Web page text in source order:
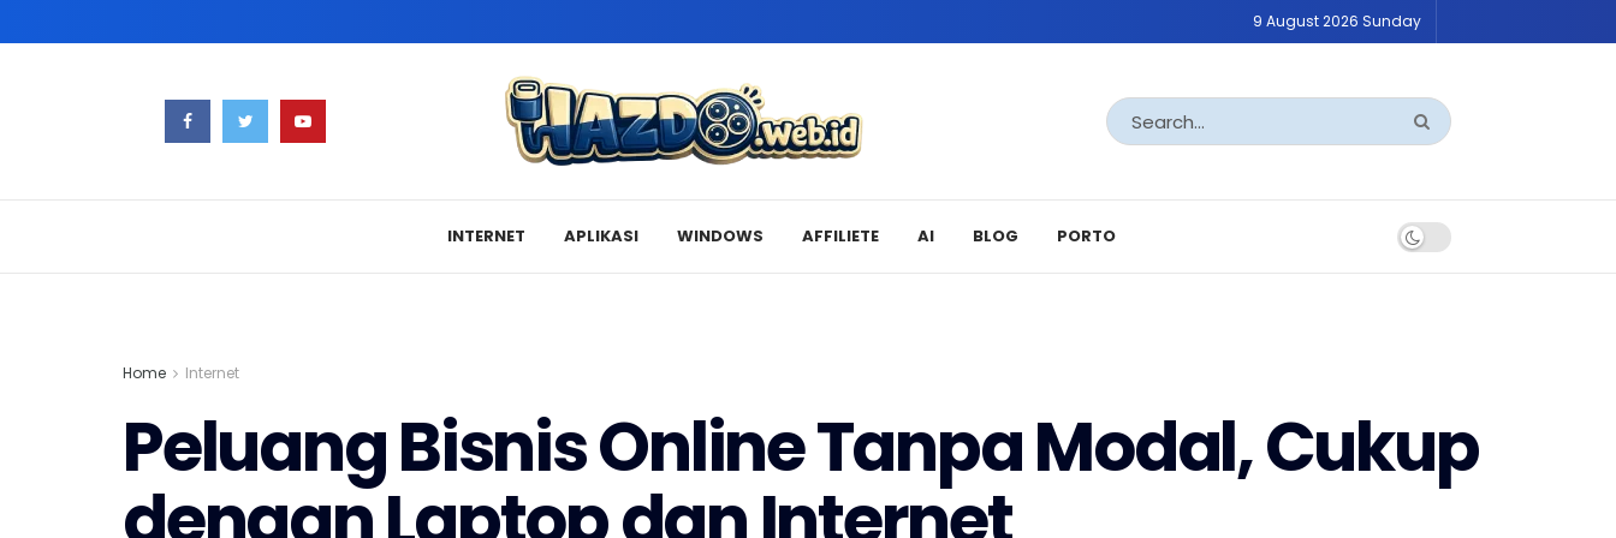
9 August 2026 Sunday
INTERNET APLIKASI WINDOWS AFFILIETE AI BLOG PORTO
Home Internet
Peluang Bisnis Online Tanpa Modal, Cukup